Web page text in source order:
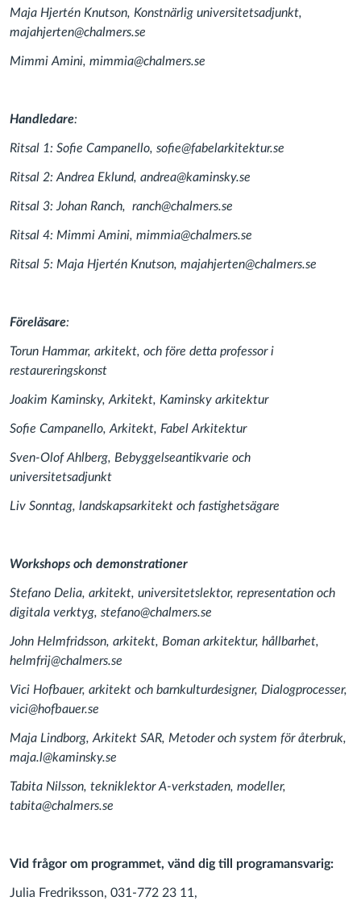
Maja Hjertén Knutson, Konstnärlig universitetsadjunkt,
majahjerten@chalmers.se
Mimmi Amini, mimmia@chalmers.se
Handledare:
Ritsal 1: Sofie Campanello, sofie@fabelarkitektur.se
Ritsal 2: Andrea Eklund, andrea@kaminsky.se
Ritsal 3: Johan Ranch, ranch@chalmers.se
Ritsal 4: Mimmi Amini, mimmia@chalmers.se
Ritsal 5: Maja Hjertén Knutson, majahjerten@chalmers.se
Föreläsare:
Torun Hammar, arkitekt, och före detta professor i
restaureringskonst
Joakim Kaminsky, Arkitekt, Kaminsky arkitektur
Sofie Campanello, Arkitekt, Fabel Arkitektur
Sven-Olof Ahlberg, Bebyggelseantikvarie och
universitetsadjunkt
Liv Sonntag, landskapsarkitekt och fastighetsägare
Workshops och demonstrationer
Stefano Delia, arkitekt, universitetslektor, representation och
digitala verktyg, stefano@chalmers.se
John Helmfridsson, arkitekt, Boman arkitektur, hållbarhet,
helmfrij@chalmers.se
Vici Hofbauer, arkitekt och barnkulturdesigner, Dialogprocesser,
vici@hofbauer.se
Maja Lindborg, Arkitekt SAR, Metoder och system för återbruk,
maja.l@kaminsky.se
Tabita Nilsson, tekniklektor A-verkstaden, modeller,
tabita@chalmers.se
Vid frågor om programmet, vänd dig till programansvarig:
Julia Fredriksson, 031-772 23 11,